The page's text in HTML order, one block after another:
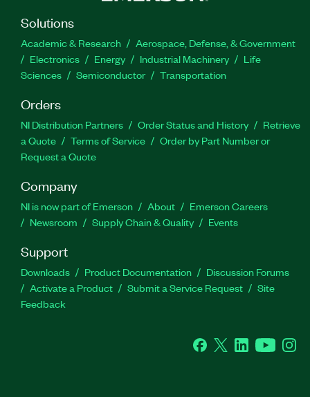
Solutions
Academic & Research
Aerospace, Defense, & Government
Electronics
Energy Industrial Machinery
Life
Sciences
Semiconductor Transportation
Orders
NI Distribution Partners Order Status and History
Retrieve
a Quote
Terms of Service
Order by Part Number or
Request a Quote
Company
NI is now part of Emerson About
Emerson Careers
Newsroom
Supply Chain & Quality Events
Support
Downloads Product Documentation
Discussion Forums
Activate a Product
Submit a Service Request
Site
Feedback
Facebook
Twitter LinkedInYouTube